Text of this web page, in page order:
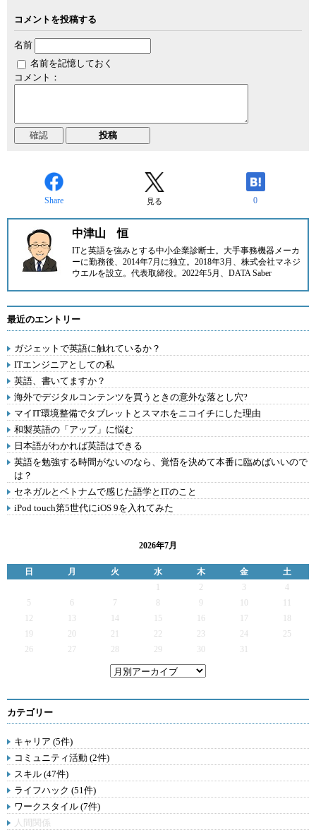
コメントを投稿する
名前
名前を記憶しておく
コメント：
Share 見る 0
中津山 恒
ITと英語を強みとする中小企業診断士。大手事務機器メーカ
ーに勤務後、2014年7月に独立。2018年3月、 株式会社マネジ
ウエルを設立。代表取締役。2022年5月、 DATA Saber
最近のエントリー
ガジェットで英語に触れているか？
ITエンジニアとしての私
英語、書いてますか？
海外でデジタルコンテンツを買うときの意外な落とし穴?
マイIT環境整備でタブレットとスマホをニコイチにした理由
和製英語の「アップ」に悩む
日本語がわかれば英語はできる
英語を勉強する時間がないのなら、覚悟を決めて本番に臨めばいいので
は？
セネガルとベトナムで感じた語学とITのこと
iPod touch第5世代にiOS 9を入れてみた
2026年7月
日 月 火 水 木 金
土
2 3
4
5
6 7 9
12
13 14 15 16 17
19
20 21 22 23 24
25
26
27 28 29 30 31
カテゴリー
キャリア (5件)
コミュニティ活動 (2件)
スキル (47件)
ライフハック (51件)
ワークスタイル (7件)
人間関係